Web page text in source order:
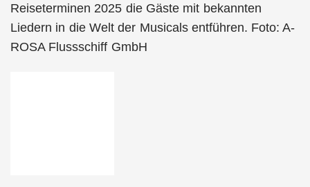
Reiseterminen 2025 die Gäste mit bekannten
Liedern in die Welt der Musicals entführen. Foto: A-
ROSA Flussschiff GmbH